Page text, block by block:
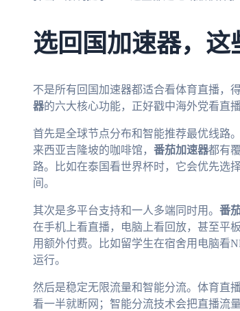
选回国加速器，这
不是所有回国加速器都适合看体育直播，
器的六大核心功能，正好戳中海外党看直播
首先是全球节点分布和智能推荐最优线路
来西亚吉隆坡的咖啡馆， 番茄加速器都有
路。比如在泰国看世界杯时，它会优先选
间。
其次是多平台支持和一人多端同时用。 番
在手机上看直播，电脑上看回放，甚至
用额外付费。比如留学生在宿舍用电脑看
运行。
然后是稳定无限流量和智能分流。体育直
看一半就断网；智能分流技术会把直播流